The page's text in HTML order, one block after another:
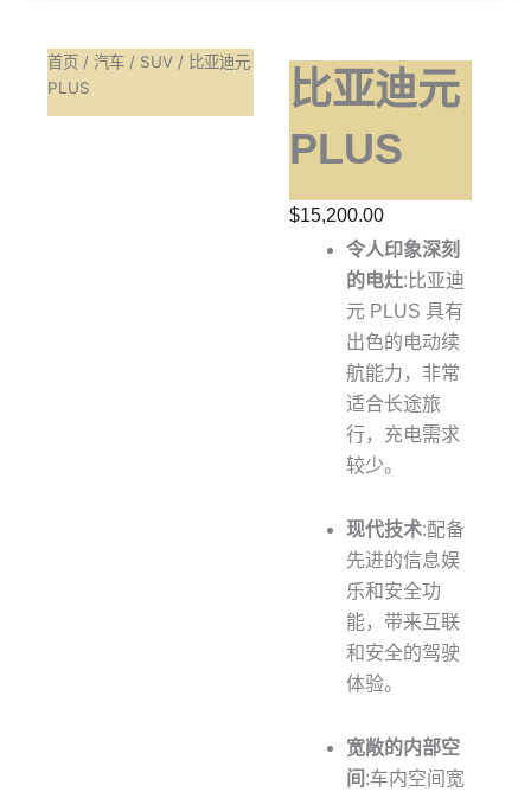
首页 / 汽车 / SUV / 比亚迪元
PLUS
比亚迪元
PLUS
$15,200.00
令人印象深刻
的电灶:比亚迪
元 PLUS 具有
出色的电动续
航能力，非常
适合长途旅
行，充电需求
较少。
现代技术:配备
先进的信息娱
乐和安全功
能，带来互联
和安全的驾驶
体验。
宽敞的内部空
间 :车内空间宽